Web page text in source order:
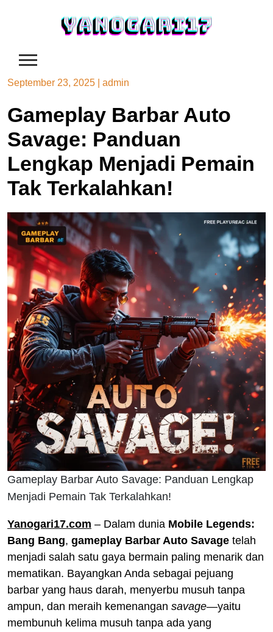
September 23, 2025 admin
Gameplay Barbar Auto
Savage: Panduan
Lengkap Menjadi Pemain
Tak Terkalahkan!
Gameplay Barbar Auto Savage: Panduan Lengkap
Menjadi Pemain Tak Terkalahkan!
Yanogari17.com – Dalam dunia Mobile Legends:
Bang Bang, gameplay Barbar Auto Savage telah
menjadi salah satu gaya bermain paling menarik dan
mematikan. Bayangkan Anda sebagai pejuang
barbar yang haus darah, menyerbu musuh tanpa
ampun, dan meraih kemenangan savage—yaitu
membunuh kelima musuh tanpa ada yang